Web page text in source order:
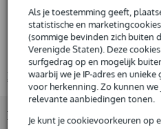
Als je toestemming geeft,
statistische en
(sommige bevinden zich buiten
Verenigde Staten). Deze
surfgedrag op en mogelijk
waarbij we je IP-adres en unieke
voor herkenning. Zo kunnen
relevante aanbiedingen tonen.
Je kunt je cookievoorkeuren op
Huur dit
DAW controller extensie voor
functioneert als een extender
MIDI DAW-controller
8x aanraakgevoelige
Bekijk alle productspecificaties
Bekijk ook eens (1)